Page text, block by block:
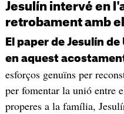
Jesulín intervé en
retrobament amb
El paper de Jesulín
en aquest
esforços genuïns per
per fomentar la unió entre
properes a la família,